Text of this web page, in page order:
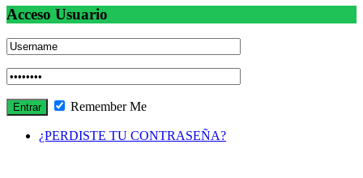
Acceso Usuario
Remember Me
¿PERDISTE TU CONTRASEÑA?